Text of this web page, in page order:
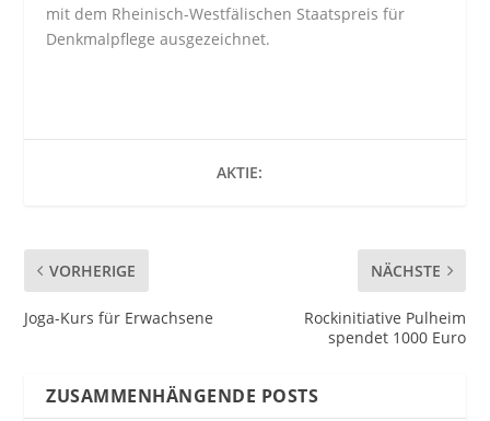
mit dem Rheinisch-Westfälischen Staatspreis für
Denkmalpflege ausgezeichnet.
AKTIE:
VORHERIGE
Joga-Kurs für Erwachsene
NÄCHSTE
Rockinitiative Pulheim
spendet 1000 Euro
ZUSAMMENHÄNGENDE POSTS